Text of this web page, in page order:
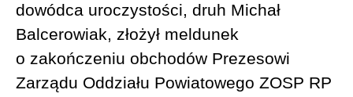
dowódca uroczystości, druh Michał
Balcerowiak, złożył meldunek
o zakończeniu obchodów Prezesowi
Zarządu Oddziału Powiatowego ZOSP RP